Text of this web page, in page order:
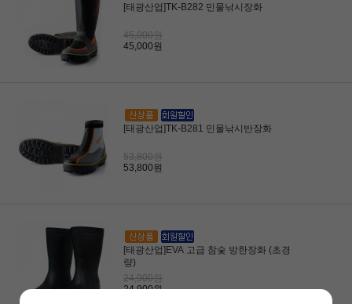
[태광산업]TK-B282 민물낚시장화
45,000원
45,000원
[태광산업]TK-B281 민물낚시반장화
53,800원
53,800원
[태광산업]EVA 고급 참숯 방한장화 (초경
량)
24,900원
24,900원